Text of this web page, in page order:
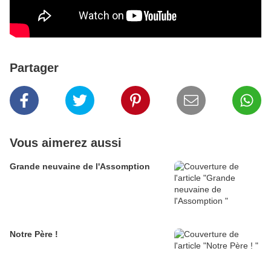
Partager
Vous aimerez aussi
Grande neuvaine de l'Assomption
Notre Père !